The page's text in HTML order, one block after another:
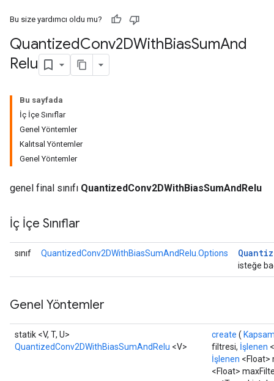
Bu size yardımcı oldu mu?
QuantizedConv2DWithBiasSumAnd
Relu
Bu sayfada
İç İçe Sınıflar
Genel Yöntemler
Kalıtsal Yöntemler
Genel Yöntemler
genel final sınıfı QuantizedConv2DWithBiasSumAndRelu
İç İçe Sınıflar
sınıf QuantizedConv2DWithBiasSumAndRelu.Options
isteğe
Genel Yöntemler
statik <V, T, U>
QuantizedConv2DWithBiasSumAndRelu <V>
create (
filtresi, İşlenen
İşlenen <Float>
<Float>